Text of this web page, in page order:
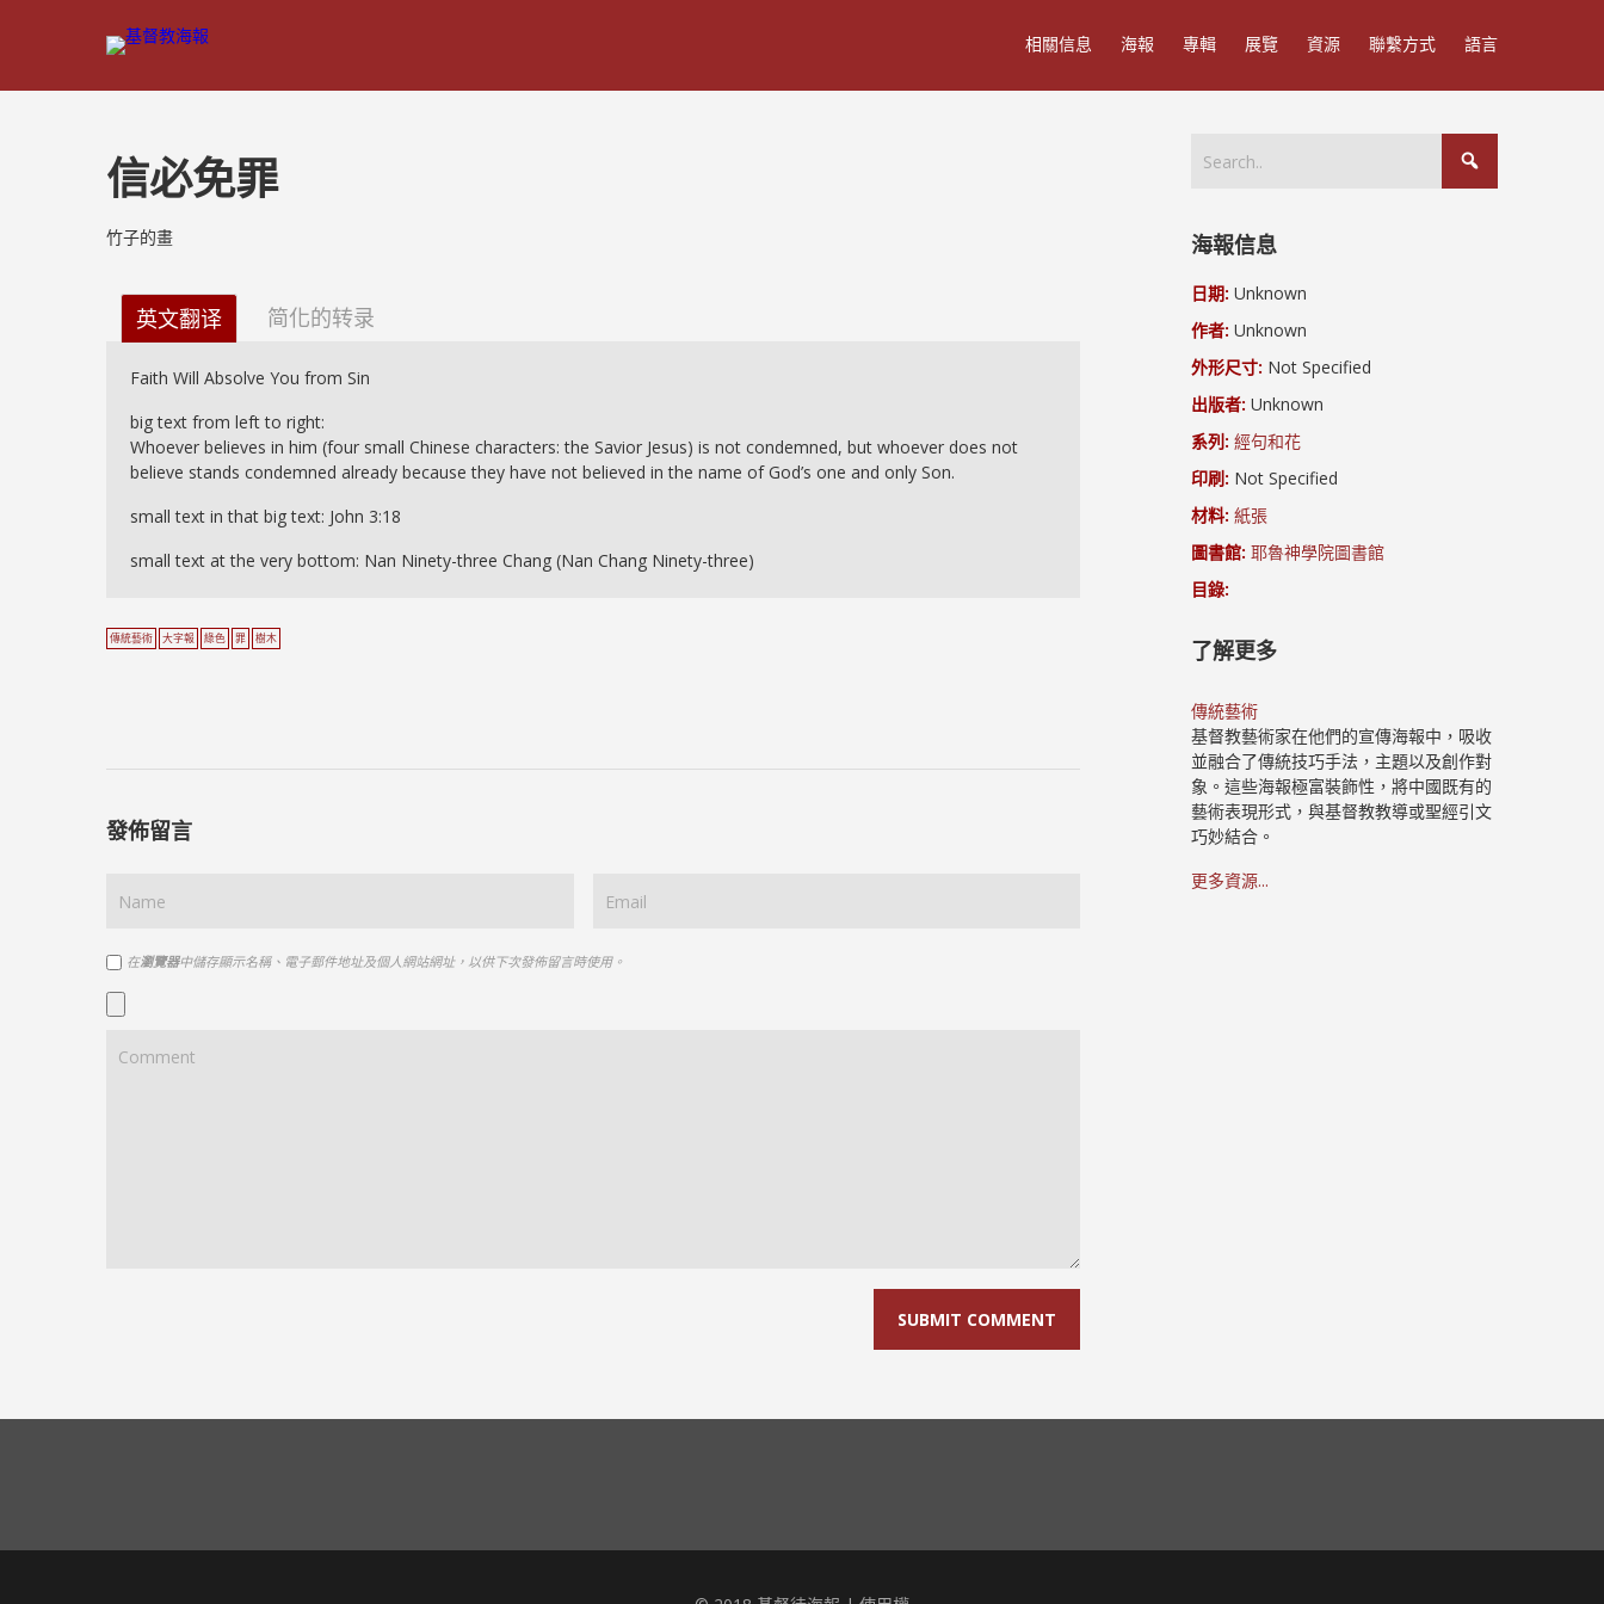
相關信息 海報 專輯 展覽 資源 聯繫方式 語言
信必免罪
竹子的畫
英文翻译 简化的转录
Faith Will Absolve You from Sin
big text from left to right:
Whoever believes in him (four small Chinese characters: the Savior Jesus) is not condemned, but whoever does not
believe stands condemned already because they have not believed in the name of God’s one and only Son.
small text in that big text: John 3:18
small text at the very bottom: Nan Ninety-three Chang (Nan Chang Ninety-three)
傳統藝術 大字報 綠色 罪 樹木
發佈留言
在瀏覽器中儲存顯示名稱、電子郵件地址及個人網站網址，以供下次發佈留言時使用。
海報信息
日期: Unknown
作者: Unknown
外形尺寸: Not Specified
出版者: Unknown
系列: 經句和花
印刷: Not Specified
材料: 紙張
圖書館: 耶魯神學院圖書館
目錄:
了解更多
傳統藝術
基督教藝術家在他們的宣傳海報中，吸收
並融合了傳統技巧手法，主題以及創作對
象。這些海報極富裝飾性，將中國既有的
藝術表現形式，與基督教教導或聖經引文
巧妙結合。
更多資源...